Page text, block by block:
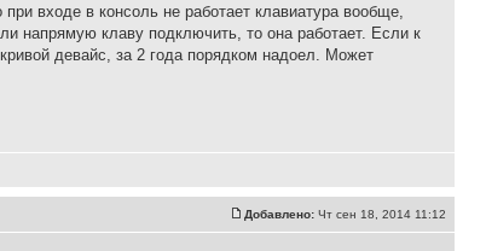
входе в консоль не работает клавиатура вообще,
напрямую клаву подключить, то она работает. Если к
девайс, за 2 года порядком надоел. Может
Добавлено: Чт сен 18, 2014 11:12